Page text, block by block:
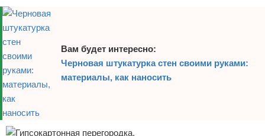
Вам будет интересно:
Черновая штукатурка стен своими руками:
материалы, как наносить